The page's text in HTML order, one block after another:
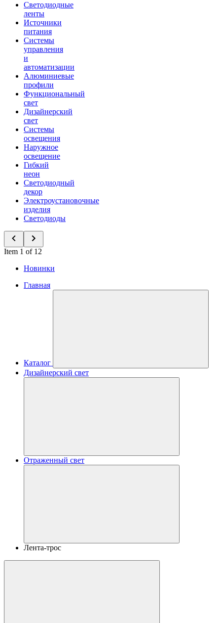
Светодиодные
ленты
Источники
питания
Системы
управления
и
автоматизации
Алюминиевые
профили
Функциональный
свет
Дизайнерский
свет
Системы
освещения
Наружное
освещение
Гибкий
неон
Светодиодный
декор
Электроустановочные
изделия
Светодиоды
Item 1 of 12
Новинки
Главная
Каталог
Дизайнерский свет
Отраженный свет
Лента-трос